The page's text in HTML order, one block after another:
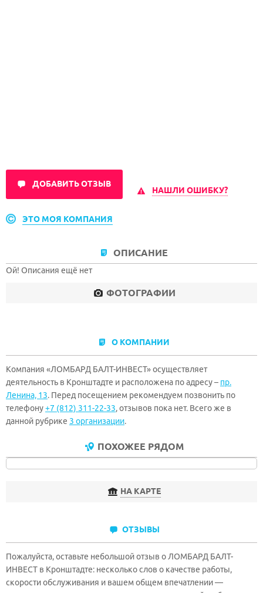
ДОБАВИТЬ ОТЗЫВ
НАШЛИ ОШИБКУ?
ЭТО МОЯ КОМПАНИЯ
ОПИСАНИЕ
Ой! Описания ещё нет
ФОТОГРАФИИ
О КОМПАНИИ
Компания «ЛОМБАРД БАЛТ-ИНВЕСТ» осуществляет
деятельность в Кронштадте и расположена по адресу – пр.
Ленина, 13. Перед посещением рекомендуем позвонить по
телефону+7 (812) 311-22-33, отзывов пока нет. Всего же в
данной рубрике 3 организации.
ПОХОЖЕЕ РЯДОМ
НА КАРТЕ
ОТЗЫВЫ
Пожалуйста, оставьте небольшой отзыв о ЛОМБАРД БАЛТ-
ИНВЕСТ в Кронштадте: несколько слов о качестве работы,
скорости обслуживания и вашем общем впечатлении —